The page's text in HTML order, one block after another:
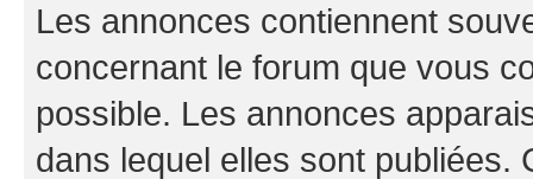
Les annonces contiennent
concernant le forum que vous
possible. Les annonces
dans lequel elles sont publiées.